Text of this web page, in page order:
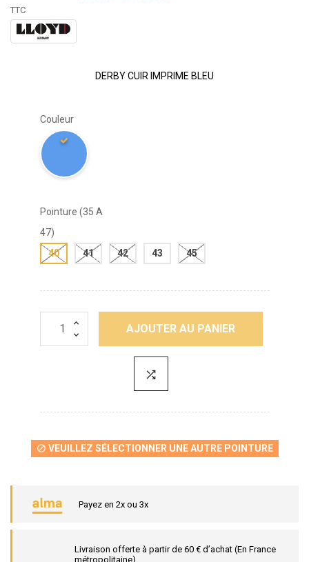
TTC
DERBY CUIR IMPRIME BLEU
Couleur
Pointure (35 A
47)
40
41 42 43 45
AJOUTER AU PANIER
 VEUILLEZ SÉLECTIONNER UNE AUTRE POINTURE
Payez en 2x ou 3x
Livraison offerte à partir de 60 € d’achat (En France
métropolitaine)